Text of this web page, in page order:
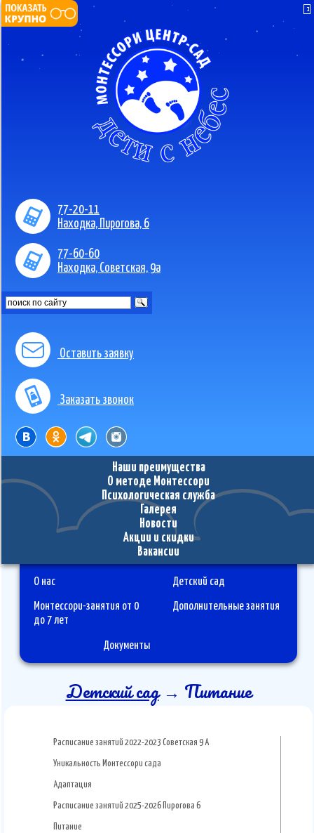
77-20-11
Находка, Пирогова, 6
77-60-60
Находка, Советская, 9а
Оставить заявку
Заказать звонок
Наши преимущества
О методе Монтессори
Психологическая служба
Галерея
Новости
Акции и скидки
Вакансии
О нас Детский сад
Монтессори-занятия от 0
до 7 лет
Дополнительные занятия
Документы
Детский сад→ Питание
Расписание занятий 2022-2023 Советская 9 А
Уникальность Монтессори сада
Адаптация
Расписание занятий 2025-2026 Пирогова 6
Питание